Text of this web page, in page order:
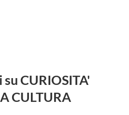
CURIOSITA'
CULTURA